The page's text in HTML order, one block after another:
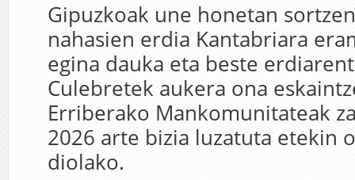
Gipuzkoak une honetan
nahasien erdia Kantabriara
egina dauka eta beste
Culebretek aukera ona
Erriberako Mankomunitateak
2026 arte bizia luzatuta etekin
diolako.